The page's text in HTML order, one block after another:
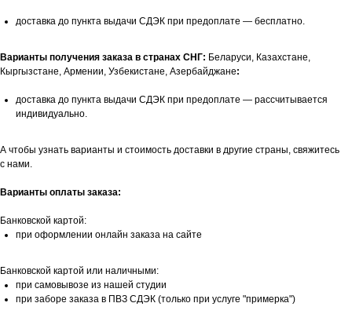
доставка до пункта выдачи СДЭК при предоплате — бесплатно.
Варианты получения заказа в странах СНГ: Беларуси, Казахстане,
Кыргызстане, Армении, Узбекистане, Азербайджане:
доставка до пункта выдачи СДЭК при предоплате — рассчитывается
индивидуально.
А чтобы узнать варианты и стоимость доставки в другие страны, свяжитесь
с нами.
Варианты оплаты заказа:
Банковской картой:
при оформлении онлайн заказа на сайте
Банковской картой или наличными:
при самовывозе из нашей студии
при заборе заказа в ПВЗ СДЭК (только при услуге "примерка")